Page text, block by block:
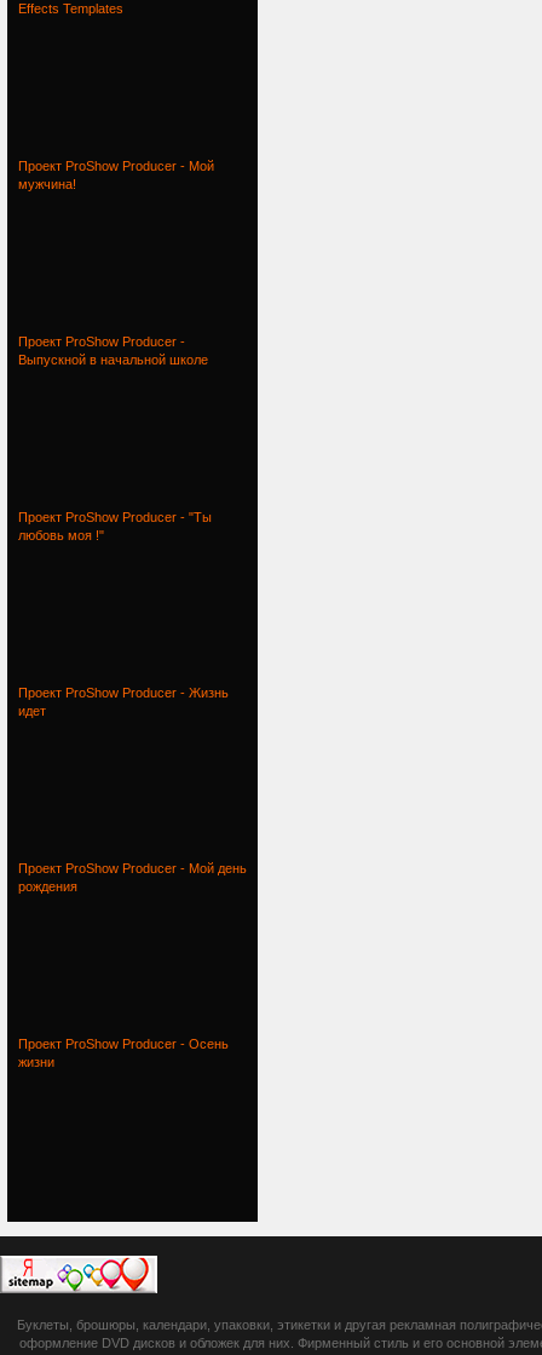
Effects Templates
Проект ProShow Producer - Мой
мужчина!
Проект ProShow Producer -
Выпускной в начальной школе
Проект ProShow Producer - "Ты
любовь моя !"
Проект ProShow Producer - Жизнь
идет
Проект ProShow Producer - Мой день
рождения
Проект ProShow Producer - Осень
жизни
botsetto.ru -
photoshop,
Буклеты, брошюры, календари, упаковки, этикетки и другая рекламная
оформление DVD дисков и обложек для них. Фирменный стиль и его основной